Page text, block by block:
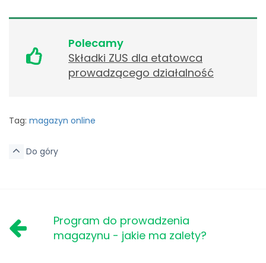
Polecamy
Składki ZUS dla etatowca
prowadzącego działalność
Tag: magazyn online
Do góry
Program do prowadzenia
magazynu - jakie ma zalety?